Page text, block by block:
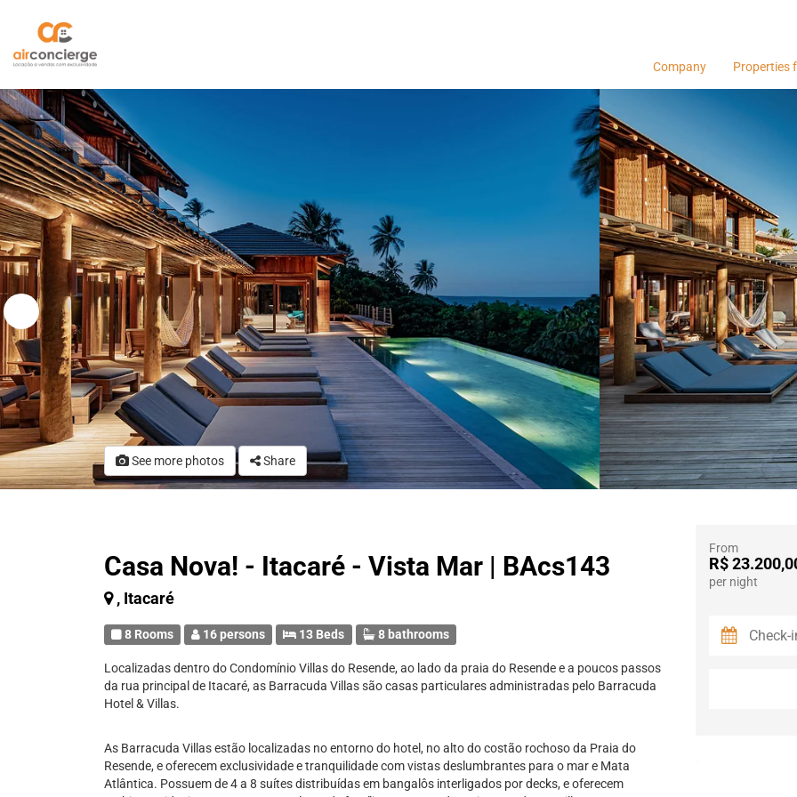
Company Properties
See more photos Share
Casa Nova! - Itacaré - Vista Mar | BAcs143
, Itacaré
8 Rooms 16 persons 13 Beds 8 bathrooms
Localizadas dentro do Condomínio Villas do Resende, ao lado da praia do Resende e a poucos passos
da rua principal de Itacaré, as Barracuda Villas são casas particulares administradas pelo Barracuda
Hotel & Villas.
As Barracuda Villas estão localizadas no entorno do hotel, no alto do costão rochoso da Praia do
Resende, e oferecem exclusividade e tranquilidade com vistas deslumbrantes para o mar e Mata
Atlântica. Possuem de 4 a 8 suítes distribuídas em bangalôs interligados por decks, e oferecem
From
R$
per night